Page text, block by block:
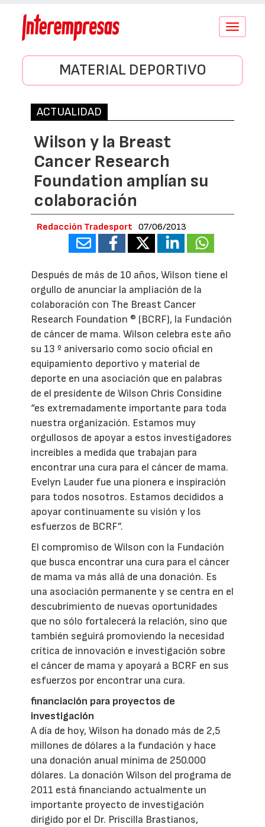
Conmutar
MATERIAL DEPORTIVO
ACTUALIDAD
Wilson y la Breast
Cancer Research
Foundation amplían su
colaboración
Redacción Tradesport 07/06/2013
Después de más de 10 años, Wilson tiene el
orgullo de anunciar la ampliación de la
colaboración con The Breast Cancer
Research Foundation ® (BCRF), la Fundación
de cáncer de mama. Wilson celebra este año
su 13 º aniversario como socio oficial en
equipamiento deportivo y material de
deporte en una asociación que en palabras
de el presidente de Wilson Chris Considine
“es extremadamente importante para toda
nuestra organización. Estamos muy
orgullosos de apoyar a estos investigadores
increíbles a medida que trabajan para
encontrar una cura para el cáncer de mama.
Evelyn Lauder fue una pionera e inspiración
para todos nosotros. Estamos decididos a
apoyar continuamente su visión y los
esfuerzos de BCRF”.
El compromiso de Wilson con la Fundación
que busca encontrar una cura para el cáncer
de mama va más allá de una donación. Es
una asociación permanente y se centra en el
descubrimiento de nuevas oportunidades
que no sólo fortalecerá la relación, sino que
también seguirá promoviendo la necesidad
crítica de innovación e investigación sobre
el cáncer de mama y apoyará a BCRF en sus
esfuerzos por encontrar una cura.
financiación para proyectos de
investigación
A día de hoy, Wilson ha donado más de 2,5
millones de dólares a la fundación y hace
una donación anual mínima de 250.000
dólares. La donación Wilson del programa de
2011 está financiando actualmente un
importante proyecto de investigación
dirigido por el Dr. Priscilla Brastianos,